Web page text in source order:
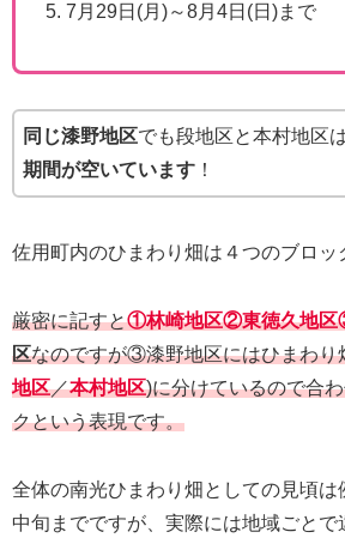
7月29日(月)～8月4日(日)まで
同じ漆野地区でも段地区と本村地区
期間が空いています ！
佐用町内のひまわり畑は４つのブロッ
厳密に記すと①林崎地区②東徳久地区
区なのですが③漆野地区にはひまわり
地区／本村地区)に分けているので合
クという表現です。
全体の南光ひまわり畑としての見頃は
中旬までですが、実際には地域ごとで